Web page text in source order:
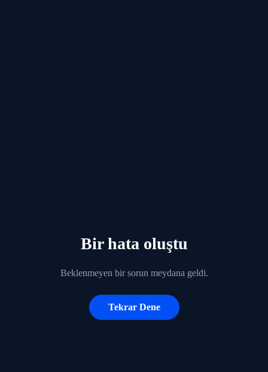
Bir hata oluştu
Beklenmeyen bir sorun meydana geldi.
Tekrar Dene